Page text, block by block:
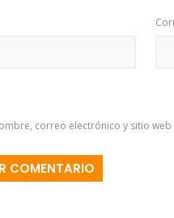
correo electrónico y sitio